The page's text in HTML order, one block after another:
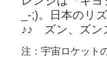
_-;)。日本のリ
♪♪ ズン、ズン
注：宇宙ロケット